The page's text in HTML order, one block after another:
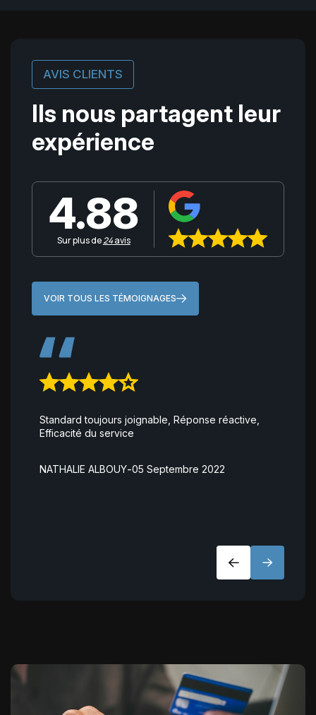
AVIS CLIENTS
Ils nous partagent leur
expérience
4.88
Sur plus de24avis
VOIR TOUS LES TÉMOIGNAGES
Standard toujours joignable, Réponse réactive,
Efficacité du service
NATHALIE ALBOUY-05 Septembre 2022